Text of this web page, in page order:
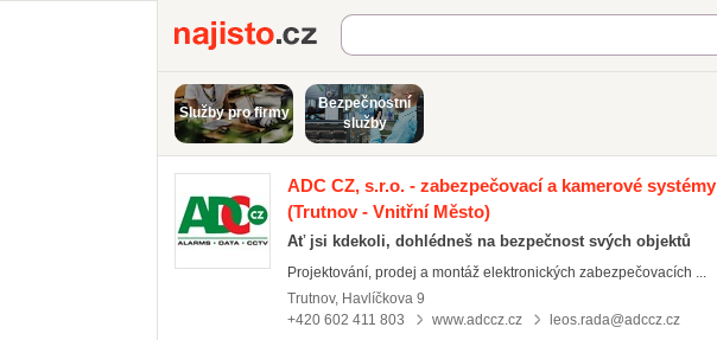
Najisto.cz
Služby pro firmy
Bezpečnostní
služby
ADC CZ, s.r.o. - zabezpečovací a kamerové systémy
(Trutnov - Vnitřní Město)
Ať jsi kdekoli, dohlédneš na bezpečnost svých objektů
Projektování, prodej a montáž elektronických zabezpečovacích ...
Trutnov, Havlíčkova 9
+420 602 411 803
www.adccz.cz leos.rada@adccz.cz